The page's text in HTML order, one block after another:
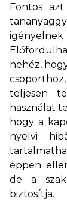
Fontos
nehéz,
teljesen
használat
hogy a
nyelvi
éppen
de a
biztosítja.